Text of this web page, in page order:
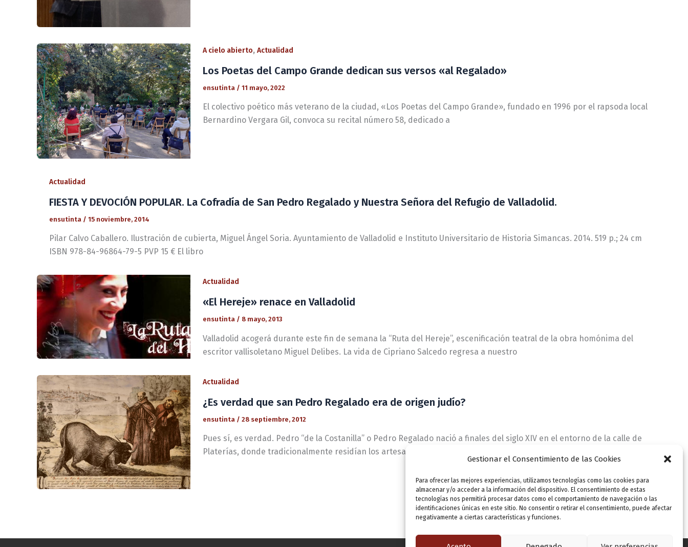
Gestionar el Consentimiento de las Cookies
Para ofrecer las mejores experiencias, utilizamos tecnologías como las cookies para
almacenar y/o acceder a la información del dispositivo. El consentimiento de estas
tecnologías nos permitirá procesar datos como el comportamiento de navegación o las
identificaciones únicas en este sitio. No consentir o retirar el consentimiento, puede afectar
negativamente a ciertas características y funciones.
A cielo abierto, Actualidad
Los Poetas del Campo Grande dedican sus versos «al Regalado»
ensutinta / 11 mayo, 2022
El colectivo poético más veterano de la ciudad, «Los Poetas del Campo Grande», fundado en 1996 por el rapsoda local
Bernardino Vergara Gil, convoca su recital número 58, dedicado a
Actualidad
FIESTA Y DEVOCIÓN POPULAR. La Cofradía de San Pedro Regalado y Nuestra Señora del Refugio de Valladolid.
ensutinta / 15 noviembre, 2014
Pilar Calvo Caballero. Ilustración de cubierta, Miguel Ángel Soria. Ayuntamiento de Valladolid e Instituto Universitario de Historia Simancas. 2014. 519 p.; 24 cm
ISBN 978-84-96864-79-5 PVP 15 € El libro
Actualidad
«El Hereje» renace en Valladolid
ensutinta / 8 mayo, 2013
Valladolid acogerá durante este fin de semana la “Ruta del Hereje”, escenificación teatral de la obra homónima del
escritor vallisoletano Miguel Delibes. La vida de Cipriano Salcedo regresa a nuestro
Actualidad
¿Es verdad que san Pedro Regalado era de origen judío?
ensutinta / 28 septiembre, 2012
Pues sí, es verdad. Pedro “de la Costanilla” o Pedro Regalado nació a finales del siglo XIV en el entorno de la calle de
Platerías, donde tradicionalmente residían los artesanos judíos.